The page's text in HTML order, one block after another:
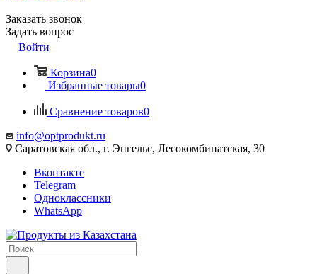
Заказать звонок
Задать вопрос
Войти
Корзина0
Избранные товары0
Сравнение товаров0
info@optprodukt.ru
Саратовская обл., г. Энгельс, Лесокомбинатская, 30
Вконтакте
Telegram
Одноклассники
WhatsApp